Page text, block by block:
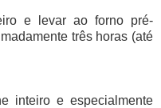
e levar ao forno pré-
três horas (até
inteiro e especialmente